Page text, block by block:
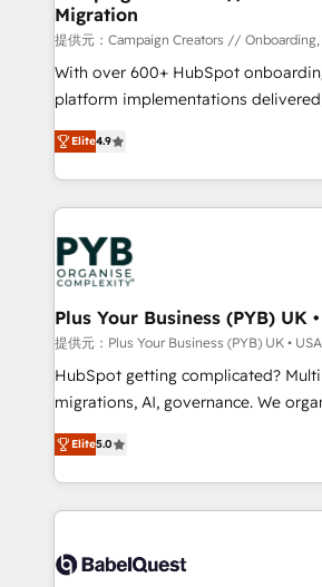
autonomy. Get to grips with
guided implementation and
the CRM platform into your digital
you like support in deploying your
to your needs and sales objectives.
certifications, we are part of the
services are offered in both English
Migration
提供元：Campaign Creators // Onboarding,
With over 600+ HubSpot
platform implementations
Elite Solutions Partner for
migrate, replatform, and scale
in high-impact CRM and CMS
onboarding from platforms like
Zoho, Pardot, Marketo, Microsoft
WordPress and legacy CRMs,
systems into unified, growth-ready
architectures that accelerate
performance. - Multi-object CRM migration, cleanup,
and implementation. - Pre-built and
integrations across your full tech
- Dashboards, lifecycle campaigns,
nurturing sequences. - Cross-hub
scalable retainers. Let’s make HubSpot your most
powerful growth engine. Built to
Elite4.9
Plus Your Business (PYB) UK
提供元：Plus Your Business (PYB) UK •
HubSpot getting complicated?
migrations, AI, governance. We organise that
complexity, so your team can put
Welcome to our Profile! We help with: •
implementation, reports,
training • CRM migration from
custom API integrations • AI
Elite5.0